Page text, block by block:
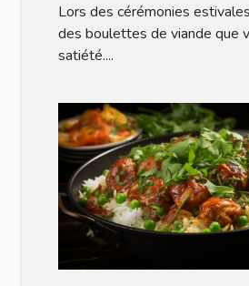
Lors des cérémonies
des boulettes de viande que
satiété....